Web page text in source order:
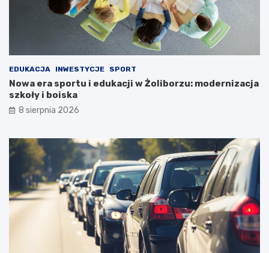
EDUKACJA INWESTYCJE SPORT
Nowa era sportu i edukacji w Żoliborzu: modernizacja
szkoły i boiska
8 sierpnia 2026